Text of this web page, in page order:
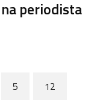
periodista
5 12